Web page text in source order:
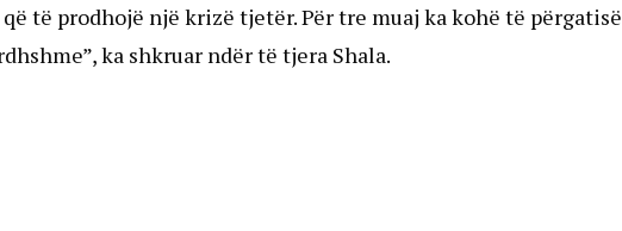
të prodhojë një krizë tjetër. Për tre muaj ka kohë të përgatisë
ka shkruar ndër të tjera Shala.